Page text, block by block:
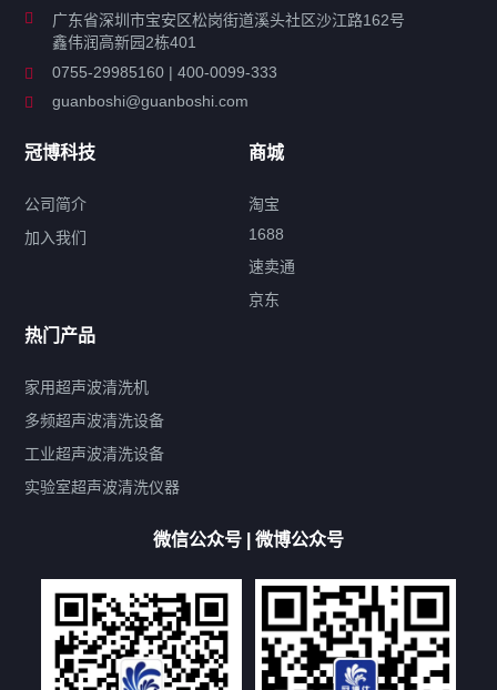
工业超声波清洗设备
特种超声波洗净产品
超声波配件
产品标签
鼓泡 升降 抛动
带加热
功率可调
双波脱气
机械旋钮系列
厨具清洗机
超声波振板
高尔夫球杆清洗机
大型单槽带过滤系列
全自动/半自动系列
客户定制非标机参考
双槽三槽四槽五槽多槽系列
轮胎清洗机
多频 扫频
广东省深圳市宝安区松岗街道溪头社区沙江路162号
鑫伟润高新园2栋401
0755-29985160 | 400-0099-333
guanboshi@guanboshi.com
冠博科技
公司简介
加入我们
商城
淘宝
1688
速卖通
京东
热门产品
家用超声波清洗机
多频超声波清洗设备
工业超声波清洗设备
实验室超声波清洗仪器
微信公众号 | 微博公众号